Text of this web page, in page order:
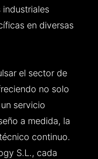
en diversas
el sector de
no solo
servicio
a medida, la
continuo.
S.L., cada